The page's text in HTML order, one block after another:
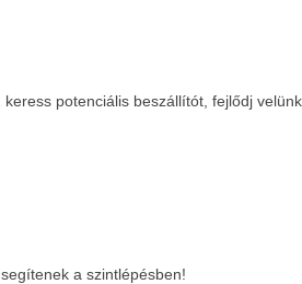
potenciális beszállítót, fejlődj
a szintlépésben!